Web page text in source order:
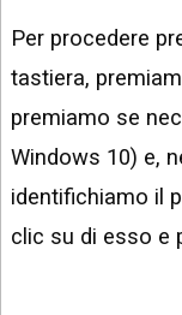
Per procedere
tastiera,
premiamo se
Windows 10) e,
identifichiamo il
clic su di esso e